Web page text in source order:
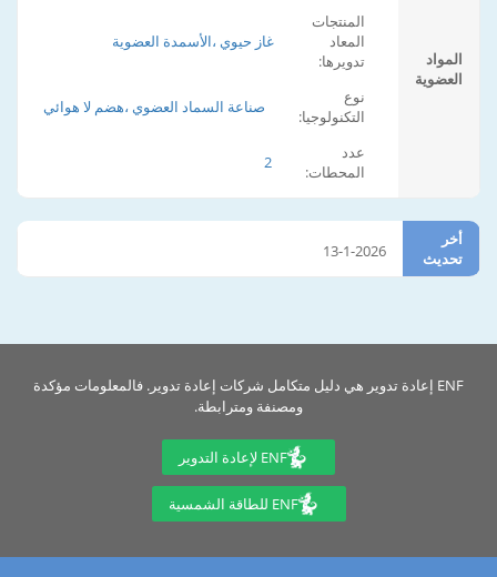
المواد
العضوية
المنتجات
المعاد
تدويرها:
غاز حيوي ،الأسمدة العضوية
نوع
التكنولوجيا:
صناعة السماد العضوي ،هضم لا هوائي
عدد
المحطات:
2
أخر
تحديث
13-1-2026
ENF إعادة تدوير هي دليل متكامل شركات إعادة تدوير. فالمعلومات مؤكدة
ومصنفة ومترابطة.
ENF لإعادة التدوير
ENF للطاقة الشمسية